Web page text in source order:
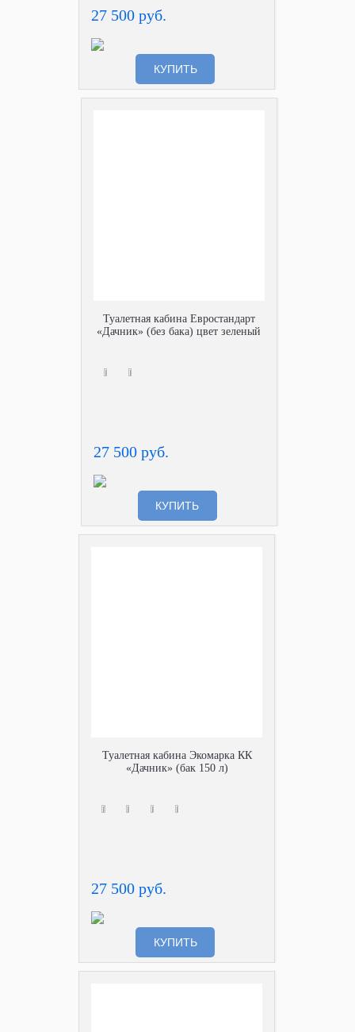
27 500 руб.
КУПИТЬ
Туалетная кабина Евростандарт
«Дачник» (без бака) цвет зеленый
27 500 руб.
КУПИТЬ
Туалетная кабина Экомарка КК
«Дачник» (бак 150 л)
27 500 руб.
КУПИТЬ